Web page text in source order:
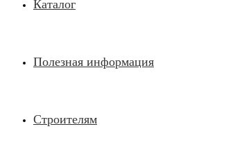
Каталог
Полезная информация
Строителям